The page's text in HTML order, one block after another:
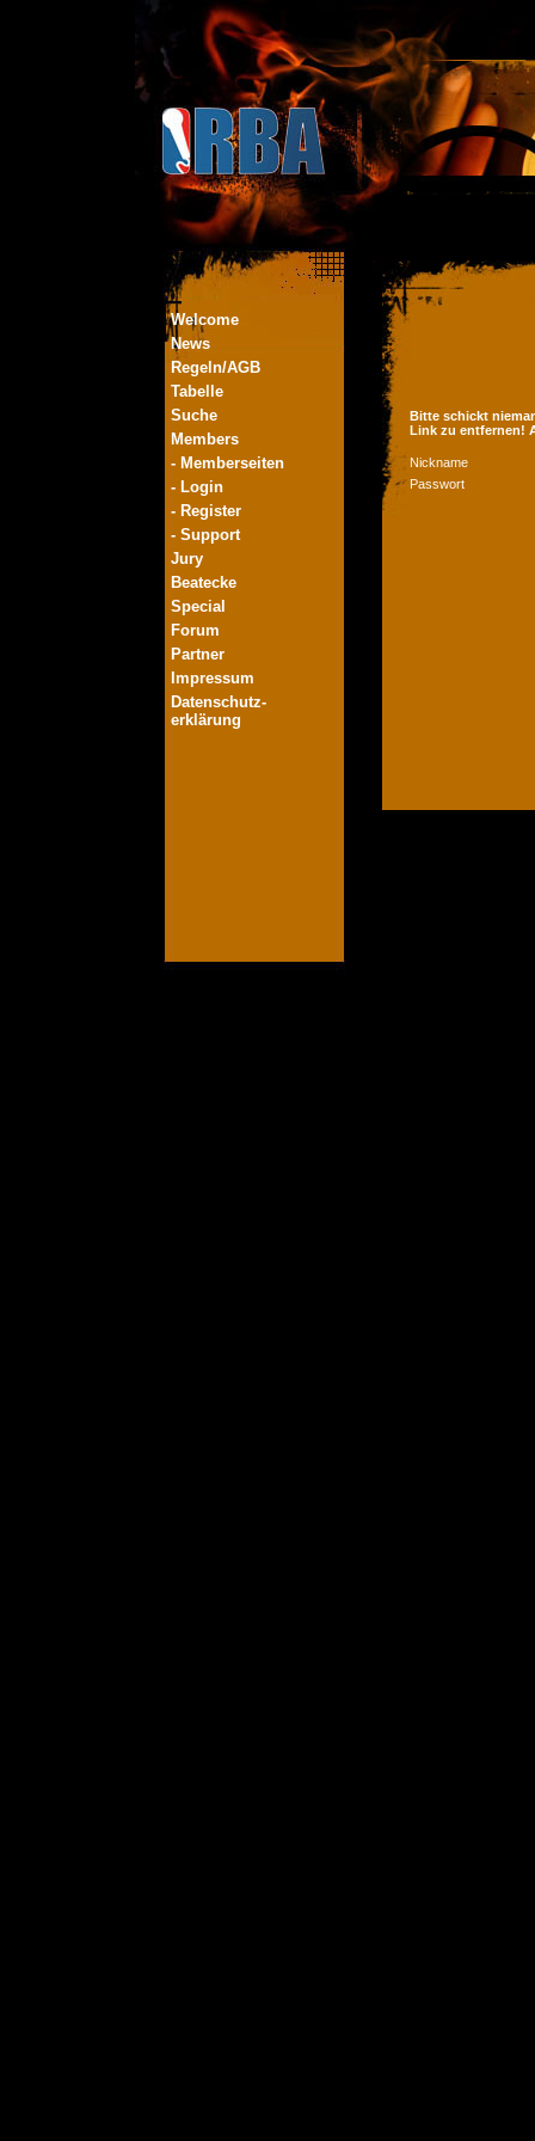
Welcome
News
Regeln/AGB
Tabelle
Suche
Members
- Memberseiten
- Login
- Register
- Support
Jury
Beatecke
Special
Forum
Partner
Impressum
Datenschutz-
erklärung
Bitte schickt
Link zu entfernen!
Nickname
Passwort